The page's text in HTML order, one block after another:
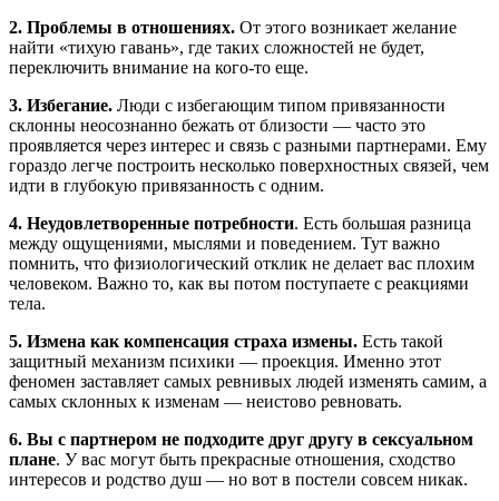
2. Проблемы в отношениях. От этого возникает желание
найти «тихую гавань», где таких сложностей не будет,
переключить внимание на кого-то еще.
3. Избегание. Люди с избегающим типом привязанности
склонны неосознанно бежать от близости — часто это
проявляется через интерес и связь с разными партнерами. Ему
гораздо легче построить несколько поверхностных связей, чем
идти в глубокую привязанность с одним.
4. Неудовлетворенные потребности. Есть большая разница
между ощущениями, мыслями и поведением. Тут важно
помнить, что физиологический отклик не делает вас плохим
человеком. Важно то, как вы потом поступаете с реакциями
тела.
5. Измена как компенсация страха измены. Есть такой
защитный механизм психики — проекция. Именно этот
феномен заставляет самых ревнивых людей изменять самим, а
самых склонных к изменам — неистово ревновать.
6. Вы с партнером не подходите друг другу в сексуальном
плане. У вас могут быть прекрасные отношения, сходство
интересов и родство душ — но вот в постели совсем никак.